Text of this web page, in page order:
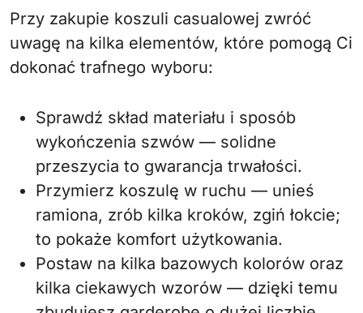
Przy zakupie koszuli casualowej zwróć
uwagę na kilka elementów, które pomogą Ci
dokonać trafnego wyboru:
Sprawdź skład materiału i sposób
wykończenia szwów — solidne
przeszycia to gwarancja trwałości.
Przymierz koszulę w ruchu — unieś
ramiona, zrób kilka kroków, zgiń łokcie;
to pokaże komfort użytkowania.
Postaw na kilka bazowych kolorów oraz
kilka ciekawych wzorów — dzięki temu